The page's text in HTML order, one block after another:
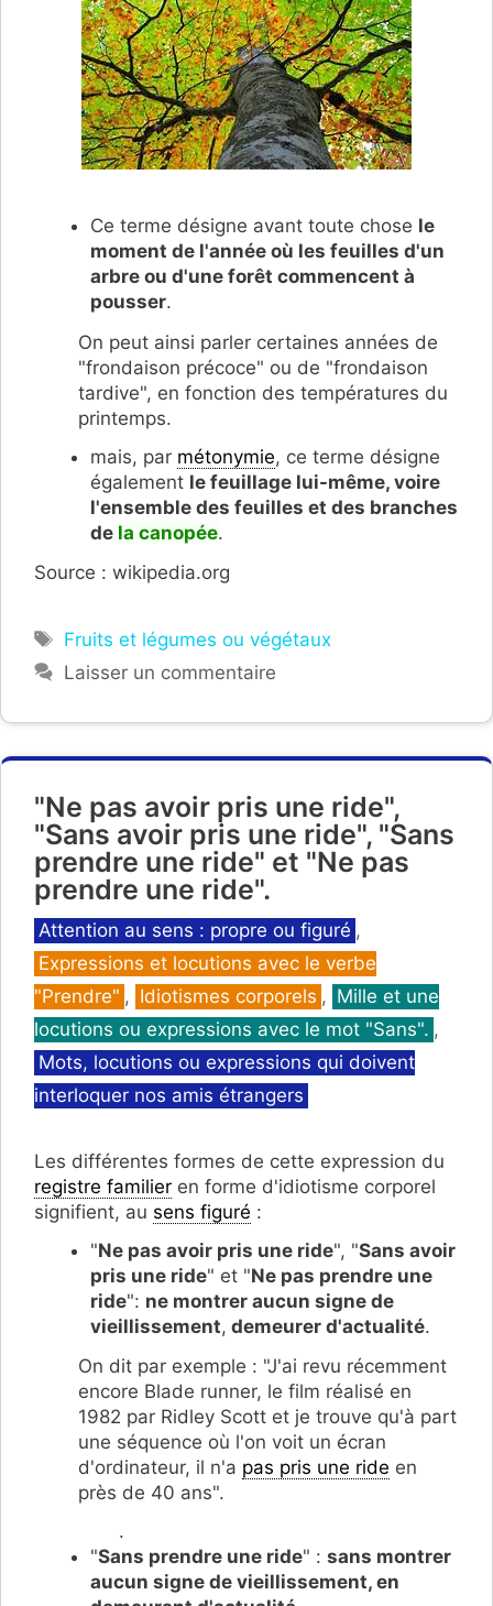
Ce terme désigne avant toute chose le
moment de l'année où les feuilles d'un
arbre ou d'une forêt commencent à
pousser.
On peut ainsi parler certaines années de
"frondaison précoce" ou de "frondaison
tardive", en fonction des températures du
printemps.
mais, par métonymie, ce terme désigne
également le feuillage lui-même, voire
l'ensemble des feuilles et des branches
de la canopée.
Source : wikipedia.org
Étiquettes
Fruits et légumes ou végétaux
Laisser un commentaire
"Ne pas avoir pris une ride",
"Sans avoir pris une ride", "Sans
prendre une ride" et "Ne pas
prendre une ride".
Catégories
Attention au sens : propre ou figuré ,
Expressions et locutions avec le verbe
"Prendre" , Idiotismes corporels , Mille et une
locutions ou expressions avec le mot "Sans". ,
Mots, locutions ou expressions qui doivent
interloquer nos amis étrangers
Les différentes formes de cette expression du
registre familier en forme d'idiotisme corporel
signifient, au sens figuré :
"Ne pas avoir pris une ride", "Sans avoir
pris une ride" et "Ne pas prendre une
ride": ne montrer aucun signe de
vieillissement, demeurer d'actualité.
On dit par exemple : "J'ai revu récemment
encore Blade runner, le film réalisé en
1982 par Ridley Scott et je trouve qu'à part
une séquence où l'on voit un écran
d'ordinateur, il n'a pas pris une ride en
près de 40 ans".
.
"Sans prendre une ride" : sans montrer
aucun signe de vieillissement, en